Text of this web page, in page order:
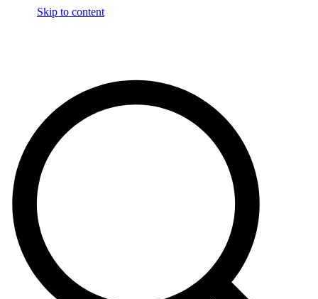
Skip to content